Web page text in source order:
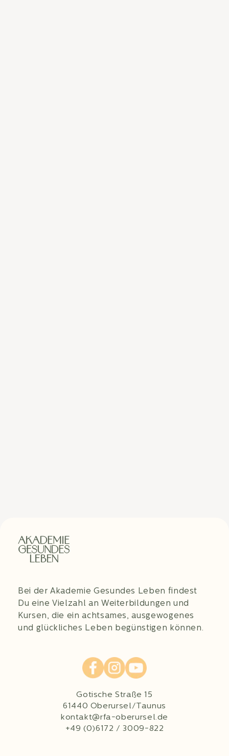
Gotische Straße 15
61440 Oberursel/Taunus
kontakt@rfa-oberursel.de
+49 (0)6172 / 3009-822
Bei der Akademie Gesundes Leben findest
Du eine Vielzahl an Weiterbildungen und
Kursen, die ein achtsames, ausgewogenes
und glückliches Leben begünstigen können.